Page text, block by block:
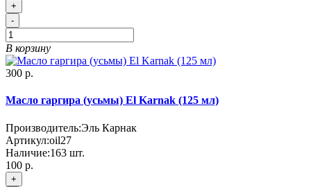
+
-
В корзину
300 р.
Масло гаргира (усьмы) El Karnak (125 мл)
Производитель:Эль Карнак
Артикул:oil27
Наличие:163 шт.
100 р.
+